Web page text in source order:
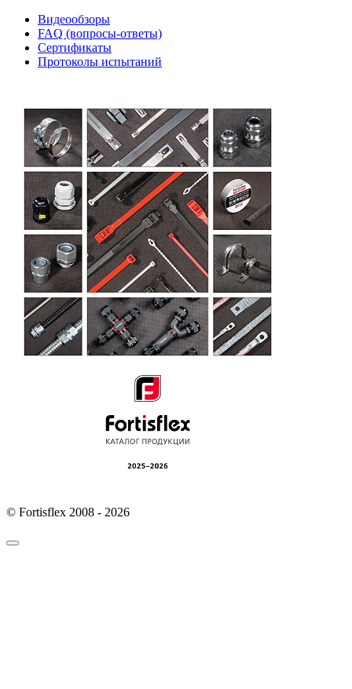
Видеообзоры
FAQ (вопросы-ответы)
Сертификаты
Протоколы испытаний
© Fortisflex 2008 - 2026